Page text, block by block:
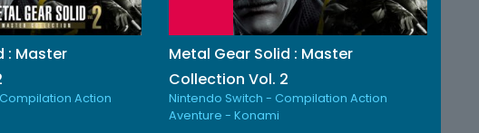
: Master
Action
Metal Gear Solid : Master
Collection Vol. 2
Nintendo Switch - Compilation Action
Aventure - Konami